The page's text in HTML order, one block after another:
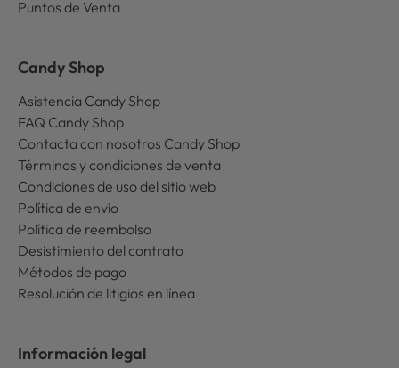
Puntos de Venta
Candy Shop
Asistencia Candy Shop
FAQ Candy Shop
Contacta con nosotros Candy Shop
Términos y condiciones de venta
Condiciones de uso del sitio web
Política de envío
Política de reembolso
Desistimiento del contrato
Métodos de pago
Resolución de litigios en línea
Información legal